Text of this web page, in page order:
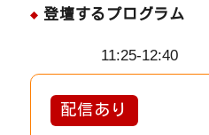
登壇するプログラム
11:25-12:40
配信あり